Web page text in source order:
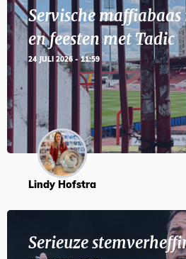
Servische
en feesten met Tadic
24 JULI 2026 - 11:59
Lindy Hofstra
Serieuze